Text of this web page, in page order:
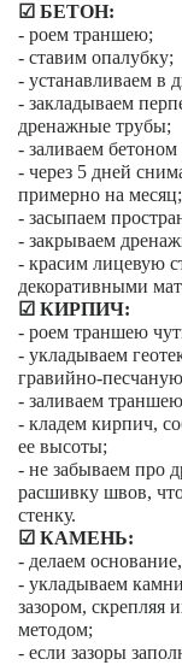
☑ БЕТОН:
- роем траншею;
- ставим опалубку;
- устанавливаем в
- закладываем
дренажные трубы;
- заливаем
- через 5 дней
примерно на месяц;
- засыпаем
- закрываем
- красим лицевую
декоративными
☑ КИРПИЧ:
- роем траншею
- укладываем
гравийно-
- заливаем
- кладем кирпич,
ее высоты;
- не забываем про
расшивку швов,
стенку.
☑ КАМЕНЬ:
- делаем
- укладываем
зазором, скрепляя
методом;
- если зазоры